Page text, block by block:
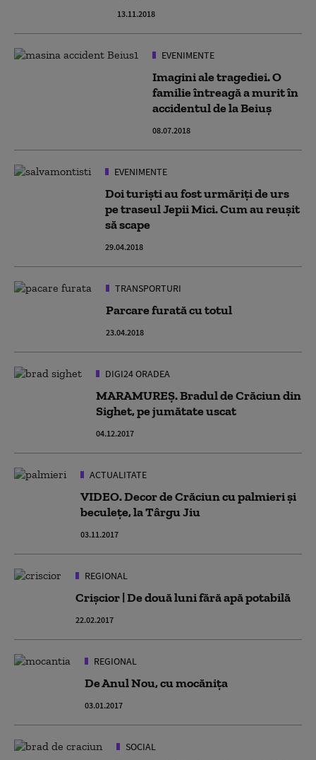
13.11.2018
EVENIMENTE
Imagini ale tragediei. O
familie întreagă a murit în
accidentul de la Beiuş
08.07.2018
EVENIMENTE
Doi turiști au fost urmăriți de urs
pe traseul Jepii Mici. Cum au reușit
să scape
29.04.2018
TRANSPORTURI
Parcare furată cu totul
23.04.2018
DIGI24 ORADEA
MARAMUREŞ. Bradul de Crăciun din
Sighet, pe jumătate uscat
04.12.2017
ACTUALITATE
VIDEO. Decor de Crăciun cu palmieri și
beculețe, la Târgu Jiu
03.11.2017
REGIONAL
Crișcior | De două luni fără apă potabilă
22.02.2017
REGIONAL
De Anul Nou, cu mocăniţa
03.01.2017
SOCIAL